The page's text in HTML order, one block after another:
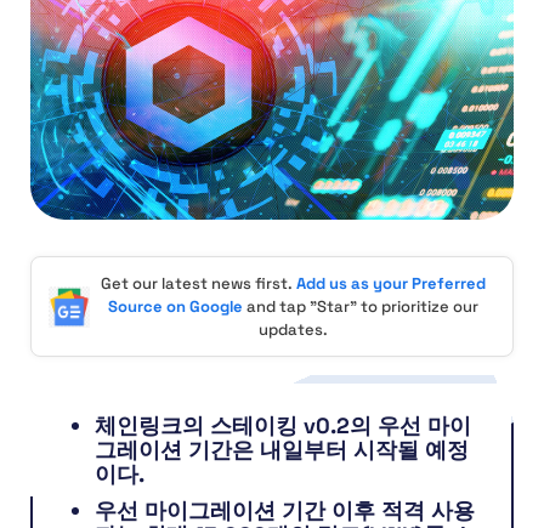
Get our latest news first. Add us as your Preferred
Source on Google and tap "Star" to prioritize our
updates.
체인링크의 스테이킹 v0.2의 우선 마이
그레이션 기간은 내일부터 시작될 예정
이다.
우선 마이그레이션 기간 이후 적격 사용